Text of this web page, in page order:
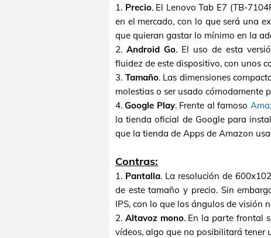
1. Precio. El Lenovo Tab E7 (TB-
en el mercado, con lo que será una
que quieran gastar lo mínimo en la
2.Android Go. El uso de esta
fluidez de este dispositivo, con unos
3. Tamaño. Las dimensiones
molestias o ser usado cómodamente
4.Google Play. Frente al famoso
la tienda oficial de Google para
que la tienda de Apps de Amazon
Contras:
1. Pantalla. La resolución de
de este tamaño y precio. Sin
IPS, con lo que los ángulos de visión
2. Altavoz mono. En la parte frontal
vídeos, algo que no posibilitará tener